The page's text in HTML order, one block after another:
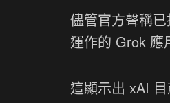
儘管官方聲稱
運作的 Grok 應
這顯示出 xAI